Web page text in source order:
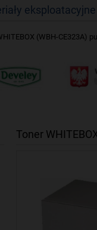
eksploatacyjne
(WBH-CE323A)
Toner